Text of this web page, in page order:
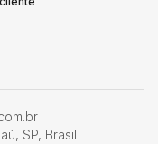
para instalação de
, SP, Brasil